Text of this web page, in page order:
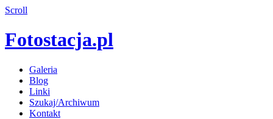
Scroll
Fotostacja.pl
Galeria
Blog
Linki
Szukaj/Archiwum
Kontakt